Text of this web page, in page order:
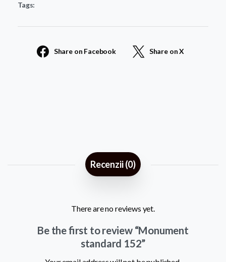
152
Tags:
Share on Facebook Share on X
Recenzii (0)
There are no reviews yet.
Be the first to review “Monument
standard 152”